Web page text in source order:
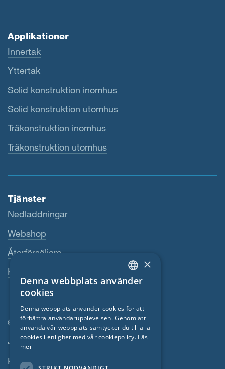
Applikationer
Innertak
Yttertak
Solid konstruktion inomhus
Solid konstruktion utomhus
Träkonstruktion inomhus
Träkonstruktion utomhus
Tjänster
Nedladdningar
Webshop
Återförsäljare
Kontaktperson
© SIGA 2026
Footer-navigation
Jobb
Kontakta
ENGLISH
FRENCH
CZECH
×
Denna webbplats använder
cookies
Denna webbplats använder cookies för att
förbättra användarupplevelsen. Genom att
använda vår webbplats samtycker du till alla
cookies i enlighet med vår cookiepolicy. Läs
mer